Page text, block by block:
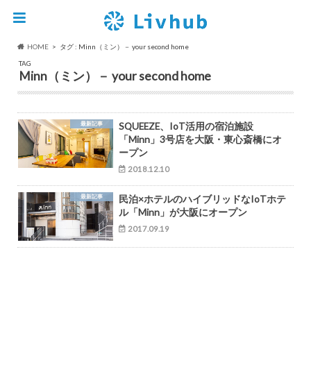
HOME
タグ : Minn（ミン）－ your second home
TAG
Minn（ミン）－ your second home
最新記事
SQUEEZE、IoT活用の宿泊施設
「Minn」3号店を大阪・東心斎橋にオ
ープン
2018.12.10
最新記事
民泊×ホテルのハイブリッドなIoTホテ
ル「Minn」が大阪にオープン
2017.09.19